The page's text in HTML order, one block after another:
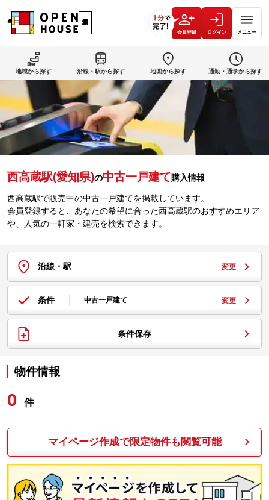
会員登録 ログイン メニュー
西高蔵駅(愛知県)の中古一戸建て購入情報
西高蔵駅で販売中の中古一戸建てを掲載しています。
会員登録すると、あなたの希望に合った西高蔵駅のおすすめエリア
や、人気の一軒家・建売を検索できます。
沿線・駅 変更
条件 中古一戸建て 変更
条件保存
物件情報
0 件
マイページ作成で限定物件も閲覧可能
地域から探す 沿線・駅から探す 地図から探す 通勤・通学から探す